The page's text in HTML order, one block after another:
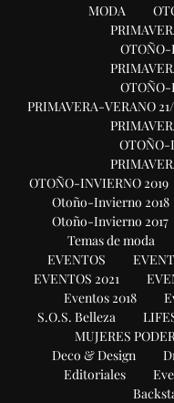
MODA
OTOÑO-
OTOÑO-
PRIMAVERA-VERANO
OTOÑO-
OTOÑO-INVIERNO 2019
Otoño-Invierno 2018
Otoño-Invierno 2017
Temas de moda
EVENTOS
EVENTOS 2021
Eventos 2018
S.O.S. Belleza
MUJERES
Deco & Design
Editoriales